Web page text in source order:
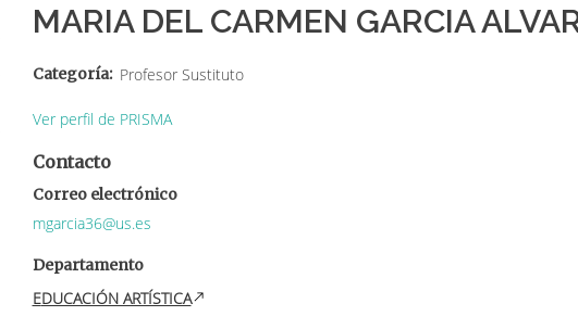
MARIA DEL CARMEN GARCIA
Categoría Profesor Sustituto
Ver perfil de PRISMA
Contacto
Correo electrónico
mgarcia36@us.es
Departamento
EDUCACIÓN ARTÍSTICA